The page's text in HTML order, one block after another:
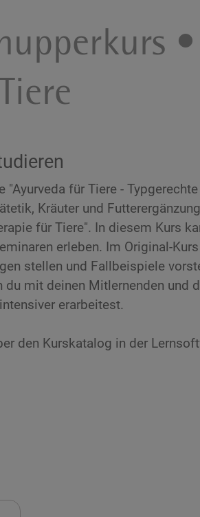
•
für Tiere -
Kräuter und
für Tiere". In diesem Kurs
erleben. Im Original-
stellen und Fallbeispiele
du mit deinen Mitlernenden und
erarbeitest.
den Kurskatalog in der